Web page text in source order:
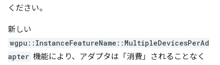
ください。
新しい
wgpu::InstanceFeatureName::MultipleDevicesPerAd
apter 機能により、アダプタは「消費」されることなく